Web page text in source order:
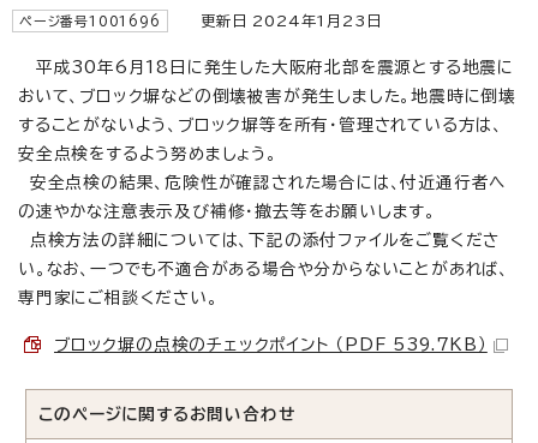
ページ番号1001696 更新日 2024年1月23日
平成30年6月18日に発生した大阪府北部を震源とする地震に
おいて、ブロック塀などの倒壊被害が発生しました。地震時に倒壊
することがないよう、ブロック塀等を所有・管理されている方は、
安全点検をするよう努めましょう。
安全点検の結果、危険性が確認された場合には、付近通行者へ
の速やかな注意表示及び補修・撤去等をお願いします。
点検方法の詳細については、下記の添付ファイルをご覧くださ
い。なお、一つでも不適合がある場合や分からないことがあれば、
専門家にご相談ください。
ブロック塀の点検のチェックポイント （PDF 539.7KB）
このページに関する お問い合わせ